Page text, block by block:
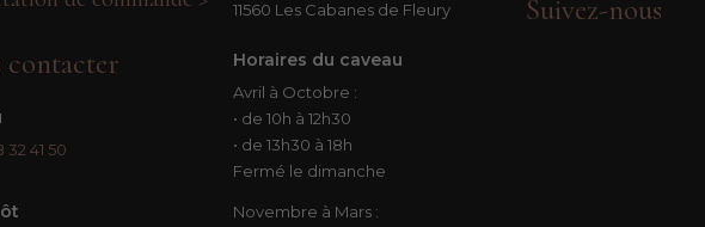
contacter
32 41 50
11560 Les Cabanes de Fleury
Horaires du caveau
Avril à Octobre :
• de 10h à 12h30
• de 13h30 à 18h
Fermé le dimanche
Novembre à Mars :
Suivez-nous